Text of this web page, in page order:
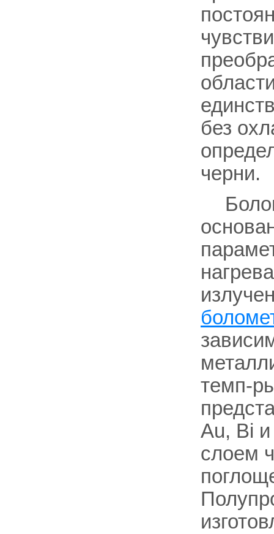
без
черни.
темп-
Au, Bi и
слоем